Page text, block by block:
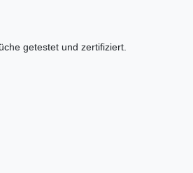
getestet und zertifiziert.